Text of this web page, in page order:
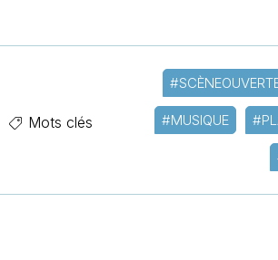
Mots clés #MUSIQUE